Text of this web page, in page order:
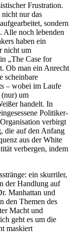
Frustration.
nicht nur das
sondern
Alle noch lebenden
haben ein
nicht um
„The Case for
Ob man ein Anrecht
scheinbare
– wobei im Laufe
(nur) um
handelt. In
Politiker-
verbirgt
die auf den Anfang
aus der White
verbergen, indem
ein skurriler,
der Handlung auf
Manhattan und
den Themen des
Macht und
geht es um die
maskiert